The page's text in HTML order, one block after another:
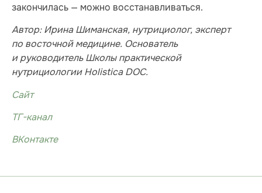
закончилась — можно восстанавливаться.
Автор: Ирина Шиманская, нутрициолог, эксперт
по восточной медицине. Основатель
и руководитель Школы практической
нутрициологии Holistica DOC.
Сайт
ТГ-канал
ВКонтакте